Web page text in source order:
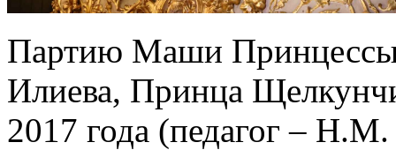
Партию Маши Принцессы
Илиева, Принца
2017 года (педагог –